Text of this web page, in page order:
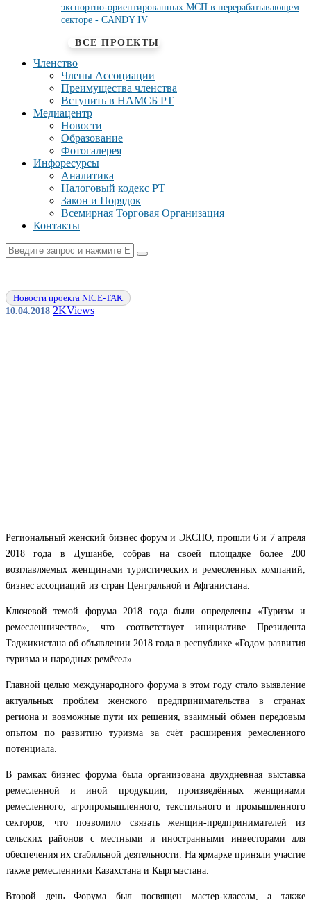
экспортно-ориентированных МСП в перерабатывающем
секторе - CANDY IV
ВСЕ ПРОЕКТЫ
Членство
Члены Ассоциации
Преимущества членства
Вступить в НАМСБ РТ
Медиацентр
Новости
Образование
Фотогалерея
Инфоресурсы
Аналитика
Налоговый кодекс РТ
Закон и Порядок
Всемирная Торговая Организация
Контакты
Новости проекта NICE-TAK
10.04.2018 2KViews
Региональный женский бизнес форум и ЭКСПО, прошли 6 и 7 апреля
2018 года в Душанбе, собрав на своей площадке более 200
возглавляемых женщинами туристических и ремесленных компаний,
бизнес ассоциаций из стран Центральной и Афганистана.
Ключевой темой форума 2018 года были определены «Туризм и
ремесленничество», что соответствует инициативе Президента
Таджикистана об объявлении 2018 года в республике «Годом развития
туризма и народных ремёсел».
Главной целью международного форума в этом году стало выявление
актуальных проблем женского предпринимательства в странах
региона и возможные пути их решения, взаимный обмен передовым
опытом по развитию туризма за счёт расширения ремесленного
потенциала.
В рамках бизнес форума была организована двухдневная выставка
ремесленной и иной продукции, произведённых женщинами
ремесленного, агропромышленного, текстильного и промышленного
секторов, что позволило связать женщин-предпринимателей из
сельских районов с местными и иностранными инвесторами для
обеспечения их стабильной деятельности. На ярмарке приняли участие
также ремесленники Казахстана и Кыргызстана.
Второй день Форума был посвящен мастер-классам, а также